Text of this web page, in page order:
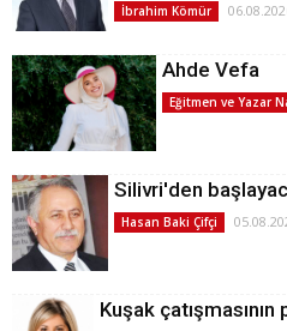
İbrahim Kömür
Ahde Vefa
Eğitmen ve Yazar
Silivri'den
Hasan Baki Çifçi
Kuşak